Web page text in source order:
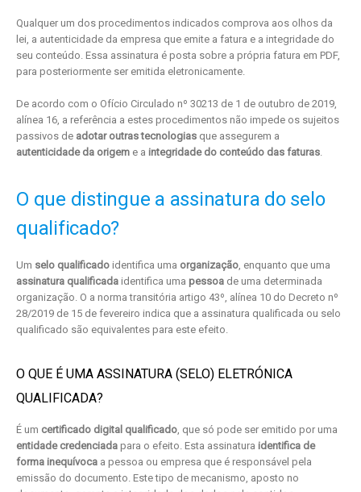
Qualquer um dos procedimentos indicados comprova aos olhos da
lei, a autenticidade da empresa que emite a fatura e a integridade do
seu conteúdo. Essa assinatura é posta sobre a própria fatura em PDF,
para posteriormente ser emitida eletronicamente.
De acordo com o Ofício Circulado nº 30213 de 1 de outubro de 2019,
alínea 16, a referência a estes procedimentos não impede os sujeitos
passivos de adotar outras tecnologias que assegurem a
autenticidade da origem e a integridade do conteúdo das faturas.
O que distingue a assinatura do selo
qualificado?
Um selo qualificado identifica uma organização, enquanto que uma
assinatura qualificada identifica uma pessoa de uma determinada
organização. O a norma transitória artigo 43º, alínea 10 do Decreto nº
28/2019 de 15 de fevereiro indica que a assinatura qualificada ou selo
qualificado são equivalentes para este efeito.
O QUE É UMA ASSINATURA (SELO) ELETRÓNICA
QUALIFICADA?
É um certificado digital qualificado, que só pode ser emitido por uma
entidade credenciada para o efeito. Esta assinatura identifica de
forma inequívoca a pessoa ou empresa que é responsável pela
emissão do documento. Este tipo de mecanismo, aposto no